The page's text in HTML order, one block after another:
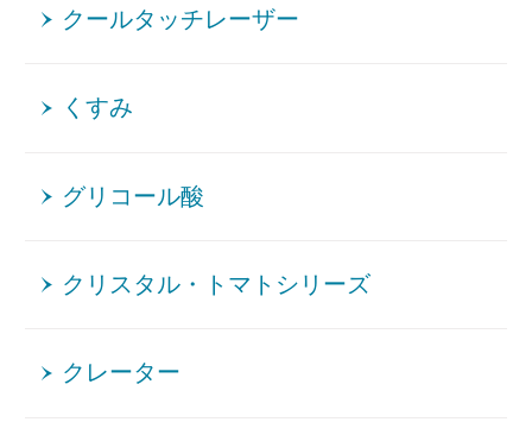
クールタッチレーザー
くすみ
グリコール酸
クリスタル・トマトシリーズ
クレーター